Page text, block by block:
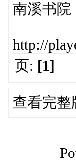
南溪书院
http://
页: [1]
查看完整